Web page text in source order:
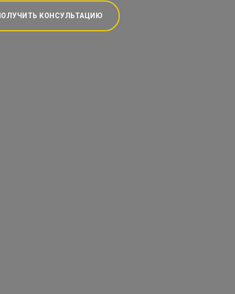
КОНСУЛЬТАЦИЮ